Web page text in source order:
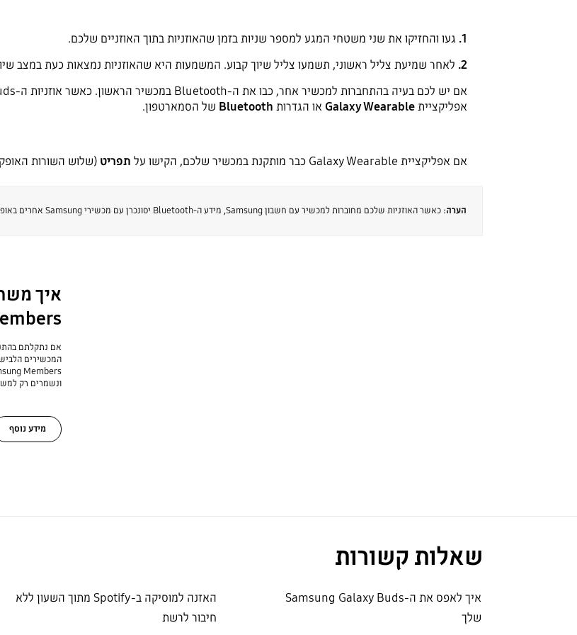
1. געו והחזיקו את שני משטחי המגע למספר שניות בזמן שהאוזניות בתוך האוזניים שלכם.
2. לאחר שמיעת צליל ראשוני, תשמעו צליל שיוך קבוע. המשמעות היא שהאוזניות נמצאות כעת במצב
אפליקצייתGalaxy Wearableאו הגדרות Bluetooth של הסמארטפון.
אם אפליקציית Galaxy Wearable כבר מותקנת במכשיר שלכם, הקישו על תפריט (שלוש השורות
הערה: כאשר האוזניות שלכם מחוברות למכשיר עם חשבון Samsung, מידע ה-Bluetooth יסונכרן עם מכשירי Samsung אחרים באופן אוטומטי.
אם נתקלתם
ונשמרים רק
מידע נוסף
שאלות קשורות
איך לאפס את ה-Samsung Galaxy Buds
שלך
האזנה למוסיקה ב-Spotify מתוך השעון ללא
חיבור לרשת